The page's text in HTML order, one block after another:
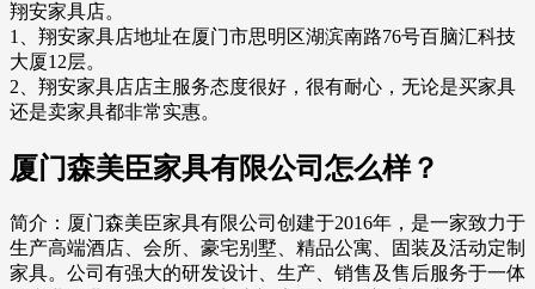
翔安家具店。
1、翔安家具店地址在厦门市思明区湖滨南路76号百脑汇科技
大厦12层。
2、翔安家具店店主服务态度很好，很有耐心，无论是买家具
还是卖家具都非常实惠。
厦门森美臣家具有限公司怎么样？
简介：厦门森美臣家具有限公司创建于2016年，是一家致力于
生产高端酒店、会所、豪宅别墅、精品公寓、固装及活动定制
家具。公司有强大的研发设计、生产、销售及售后服务于一体